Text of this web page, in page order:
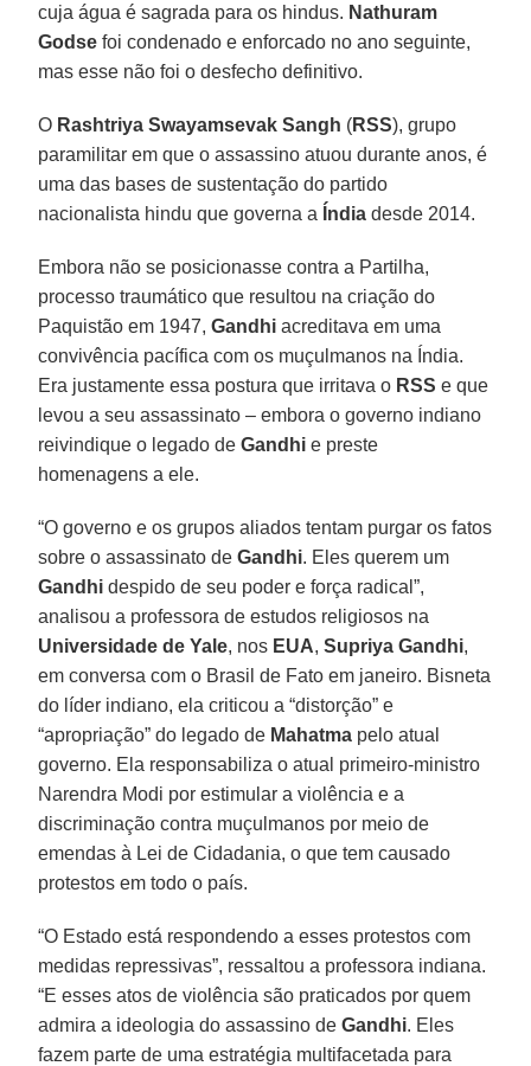
cuja água é sagrada para os hindus. Nathuram
Godse foi condenado e enforcado no ano seguinte,
mas esse não foi o desfecho definitivo.
O Rashtriya Swayamsevak Sangh (RSS), grupo
paramilitar em que o assassino atuou durante anos, é
uma das bases de sustentação do partido
nacionalista hindu que governa a Índia desde 2014.
Embora não se posicionasse contra a Partilha,
processo traumático que resultou na criação do
Paquistão em 1947,Gandhi acreditava em uma
convivência pacífica com os muçulmanos na Índia.
Era justamente essa postura que irritava o RSS e que
levou a seu assassinato – embora o governo indiano
reivindique o legado deGandhi e preste
homenagens a ele.
“O governo e os grupos aliados tentam purgar os fatos
sobre o assassinato deGandhi. Eles querem um
Gandhi despido de seu poder e força radical”,
analisou a professora de estudos religiosos na
Universidade de Yale, nos EUA,Supriya Gandhi,
em conversa com o Brasil de Fato em janeiro. Bisneta
do líder indiano, ela criticou a “distorção” e
“apropriação” do legado de Mahatma pelo atual
governo. Ela responsabiliza o atual primeiro-ministro
Narendra Modi por estimular a violência e a
discriminação contra muçulmanos por meio de
emendas à Lei de Cidadania, o que tem causado
protestos em todo o país.
“O Estado está respondendo a esses protestos com
medidas repressivas”, ressaltou a professora indiana.
“E esses atos de violência são praticados por quem
admira a ideologia do assassino deGandhi. Eles
fazem parte de uma estratégia multifacetada para